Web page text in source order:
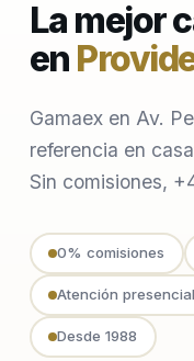
La mejor
en
Gamaex en Av.
referencia en
Sin comisiones,
0% comisiones
Atención presencial
Desde 1988